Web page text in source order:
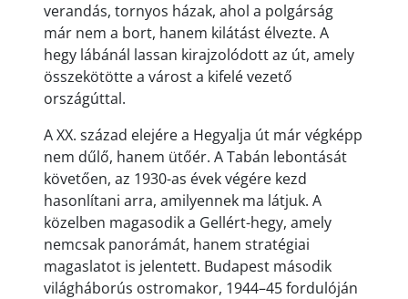
verandás, tornyos házak, ahol a polgárság
már nem a bort, hanem kilátást élvezte. A
hegy lábánál lassan kirajzolódott az út, amely
összekötötte a várost a kifelé vezető
országúttal.
A XX. század elejére a Hegyalja út már végképp
nem dűlő, hanem ütőér. A Tabán lebontását
követően, az 1930-as évek végére kezd
hasonlítani arra, amilyennek ma látjuk. A
közelben magasodik a Gellért-hegy, amely
nemcsak panorámát, hanem stratégiai
magaslatot is jelentett. Budapest második
világháborús ostromakor, 1944–45 fordulóján